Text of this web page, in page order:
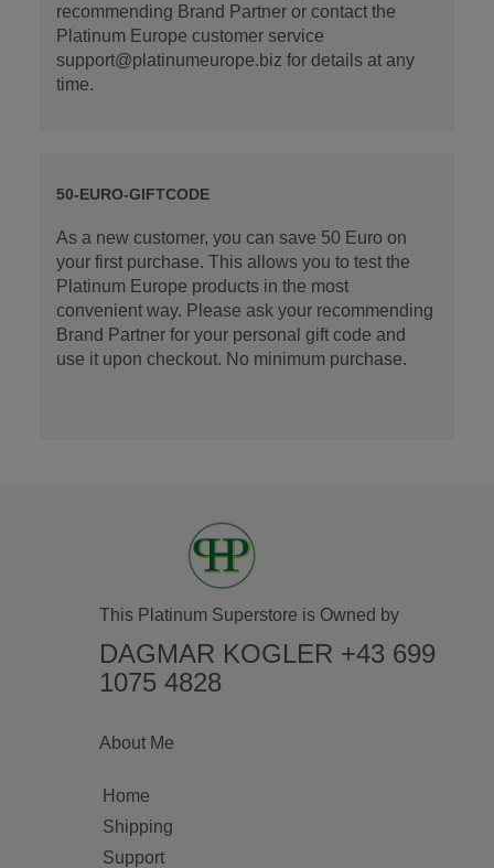
recommending Brand Partner or contact the
Platinum Europe customer service
support@platinumeurope.biz for details at any
time.
50-EURO-GIFTCODE
As a new customer, you can save 50 Euro on
your first purchase. This allows you to test the
Platinum Europe products in the most
convenient way. Please ask your recommending
Brand Partner for your personal gift code and
use it upon checkout. No minimum purchase.
This Platinum Superstore is Owned by
DAGMAR KOGLER +43 699
1075 4828
About Me
Home
Shipping
Support